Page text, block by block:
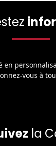
en
vous à
la